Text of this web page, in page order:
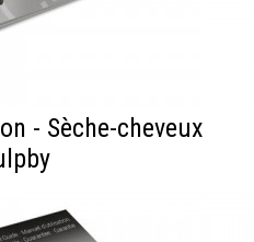
- Sèche-cheveux